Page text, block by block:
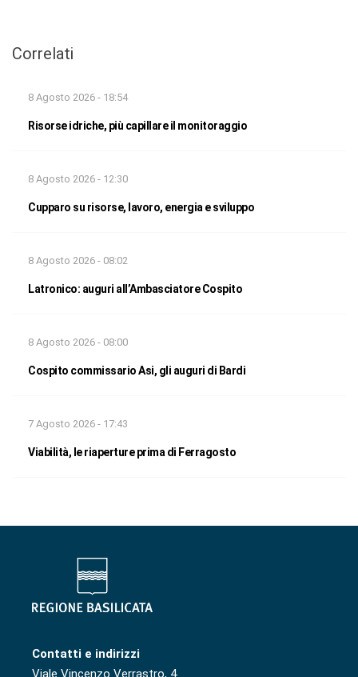
Correlati
8 Agosto 2026 - 18:54
Risorse idriche, più capillare il monitoraggio
8 Agosto 2026 - 12:30
Cupparo su risorse, lavoro, energia e sviluppo
8 Agosto 2026 - 08:02
Latronico: auguri all’Ambasciatore Cospito
8 Agosto 2026 - 08:00
Cospito commissario Asi, gli auguri di Bardi
7 Agosto 2026 - 17:43
Viabilità, le riaperture prima di Ferragosto
Contatti e indirizzi
Viale Vincenzo Verrastro, 4